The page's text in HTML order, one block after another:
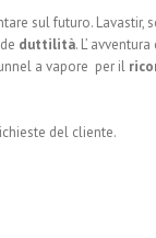
sul futuro.
duttilità. L’
a vapore per il
del cliente.